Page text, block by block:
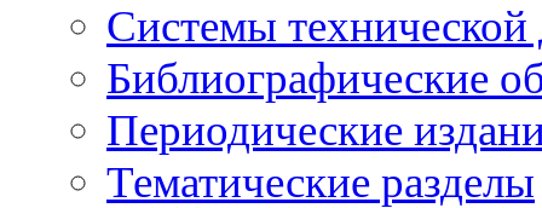
Cистемы
Библиографические
Периодические
Тематические разделы